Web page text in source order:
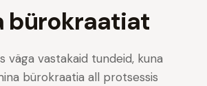
bürokraatiat
väga vastakaid tundeid, kuna
bürokraatia all protsessis